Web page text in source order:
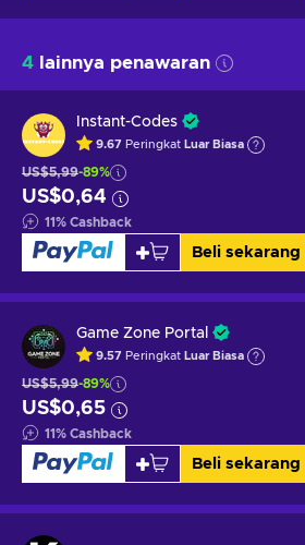
4 lainnya penawaran
Instant-Codes
9.67 Peringkat Luar Biasa
US$5,99-89%
US$0,64
11% Cashback
Beli sekarang
Game Zone Portal
9.57 Peringkat Luar Biasa
US$5,99-89%
US$0,65
11% Cashback
Beli sekarang